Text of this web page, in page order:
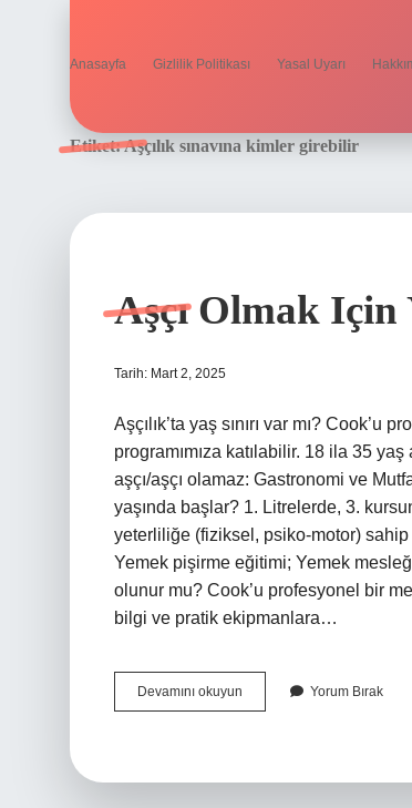
Anasayfa Gizlilik Politikası Yasal Uyarı
Etiket:Aşçılık sınavına kimler girebilir
Aşçı Olmak Için
Tarih: Mart 2, 2025
Aşçılık’ta yaş sınırı var mı?
programımıza katılabilir. 18 ila 35
aşçı/aşçı olamaz: Gastronomi ve
yaşında başlar? 1. Litrelerde, 3.
yeterliliğe (fiziksel, psiko-motor) sahip
Yemek pişirme eğitimi; Yemek
olunur mu? Cook’u profesyonel bir
bilgi ve pratik ekipmanlara…
Devamını okuyun
Olmak
Yorum Bırak